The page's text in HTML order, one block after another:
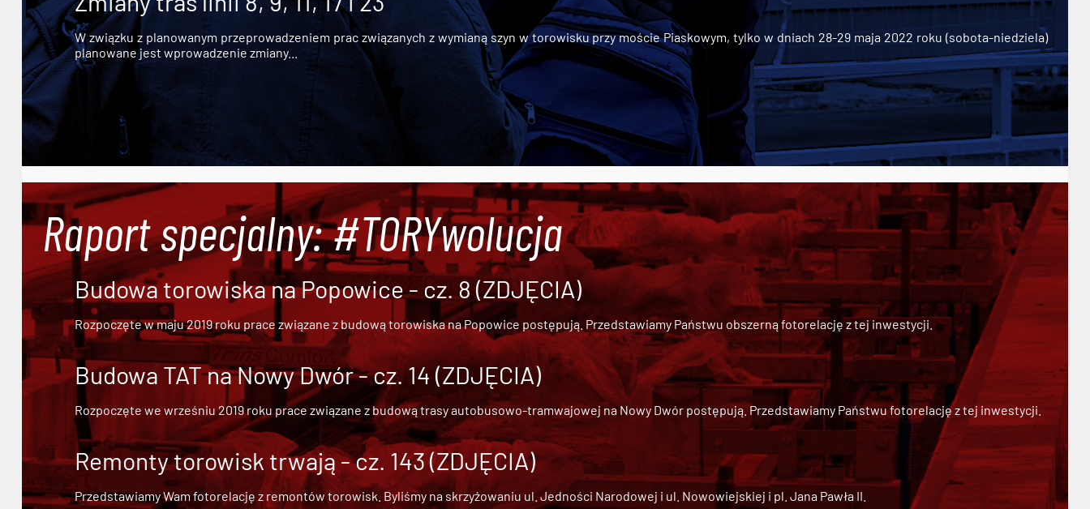
W związku z planowanym przeprowadzeniem prac związanych z wymianą szyn w torowisku przy moście Piaskowym, tylko w dniach 28-29 maja 2022 roku (sobota-niedziela)
planowane jest wprowadzenie zmiany...
Raport specjalny: #TORYwolucja
Budowa torowiska na Popowice - cz. 8 (ZDJĘCIA)
Rozpoczęte w maju 2019 roku prace związane z budową torowiska na Popowice postępują. Przedstawiamy Państwu obszerną fotorelację z tej inwestycji.
Budowa TAT na Nowy Dwór - cz. 14 (ZDJĘCIA)
Rozpoczęte we wrześniu 2019 roku prace związane zbudową trasy autobusowo-tramwajowej na Nowy Dwórpostępują. Przedstawiamy Państwu fotorelację z tej inwestycji.
Remonty torowisk trwają - cz. 143 (ZDJĘCIA)
Przedstawiamy Wam fotorelację z remontów torowisk. Byliśmy na skrzyżowaniu ul. Jedności Narodowej i ul. Nowowiejskiej i pl. Jana Pawła II.